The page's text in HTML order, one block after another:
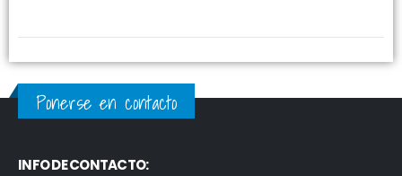
Ponerse en contacto
INFO DE CONTACTO: